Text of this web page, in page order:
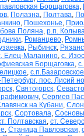
Борщаговка,
, Полазна, Полтава,
, Пошехонье,
Поляна, р.п.
, Романцево,
, Рыбинск,
Елец-Маланино, с.
Борщаговка,
, с.п.Базаровское
пос. Лисий
, Святогорск,
, Сергиев
на Кубани,
, Сортовала,
Полтавская, ст.
, Станица Павловская,